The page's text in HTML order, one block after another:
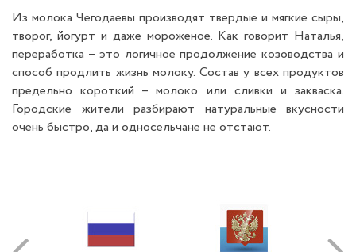
Из молока Чегодаевы производят твердые и мягкие сыры,
творог, йогурт и даже мороженое. Как говорит Наталья,
переработка – это логичное продолжение козоводства и
способ продлить жизнь молоку. Состав у всех продуктов
предельно короткий – молоко или сливки и закваска.
Городские жители разбирают натуральные вкусности
очень быстро, да и односельчане не отстают.